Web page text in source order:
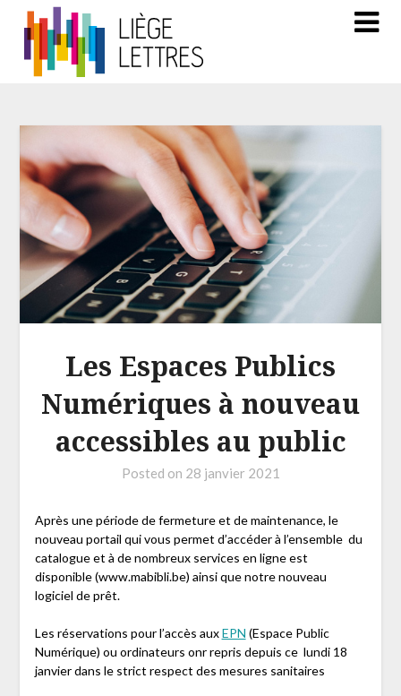
Les Espaces Publics
Numériques à nouveau
accessibles au public
Posted on 28 janvier 2021
Après une période de fermeture et de maintenance, le
nouveau portail qui vous permet d’accéder à l’ensemble du
catalogue et à de nombreux services en ligne est
disponible (www.mabibli.be) ainsi que notre nouveau
logiciel de prêt.
Les réservations pour l’accès auxEPN (Espace Public
Numérique) ou ordinateurs onr repris depuis ce lundi 18
janvier dans le strict respect des mesures sanitaires